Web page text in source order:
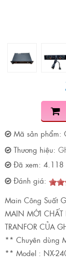
Mã sản phẩm:
Thương hiệu:
Đã xem: 4.118
Đánh giá:
Main Công Suất
MAIN MỚI
TRANFOR CỦA
** Chuyên dùng
** Model : NX-